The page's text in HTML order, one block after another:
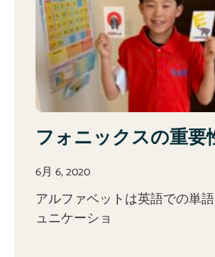
フォニックスの重要
6月 6, 2020
アルファベットは英語での単
ュニケーショ